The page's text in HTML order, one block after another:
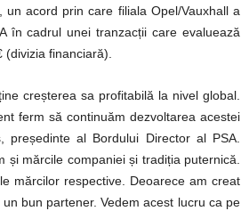
acord prin care filiala Opel/Vauxhall a
în cadrul unei tranzacții care evaluează
financiară).
creșterea sa profitabilă la nivel global.
ferm să continuăm dezvoltarea acestei
al Bordului Director al PSA.
mărcile companiei și tradiția puternică.
mărcilor respective. Deoarece am creat
bun partener. Vedem acest lucru ca pe